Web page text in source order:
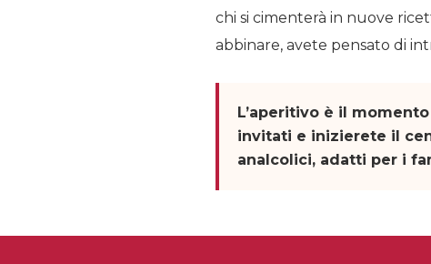
chi si cimenterà in nuove
abbinare, avete pensato di
L’aperitivo è il
invitati e inizierete il
analcolici, adatti per i